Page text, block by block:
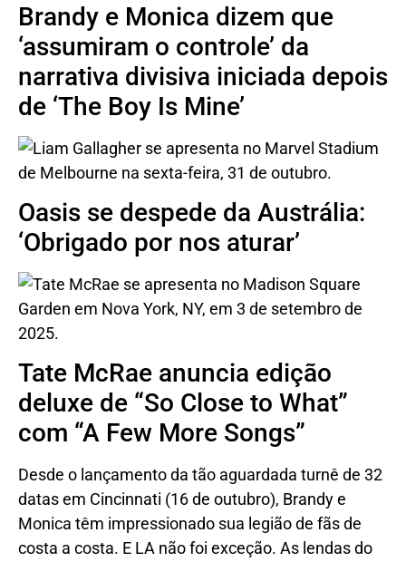
Brandy e Monica dizem que
‘assumiram o controle’ da
narrativa divisiva iniciada depois
de ‘The Boy Is Mine’
Oasis se despede da Austrália:
‘Obrigado por nos aturar’
Tate McRae anuncia edição
deluxe de “So Close to What”
com “A Few More Songs”
Desde o lançamento da tão aguardada turnê de 32
datas em Cincinnati (16 de outubro), Brandy e
Monica têm impressionado sua legião de fãs de
costa a costa. E LA não foi exceção. As lendas do